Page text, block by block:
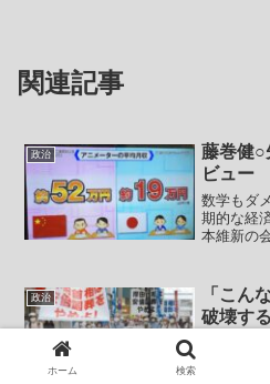
関連記事
政治
藤巻健○
ビュー
数学もダ
期的な経
本維新の
分を正当
を繰り返
政治
「こん
破壊する
トップ画
事のスク
葬上めろ
ホーム 検索